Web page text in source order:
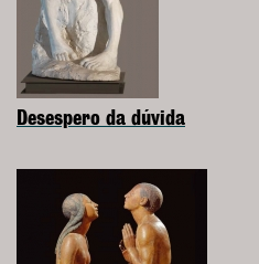
Desespero da dúvida